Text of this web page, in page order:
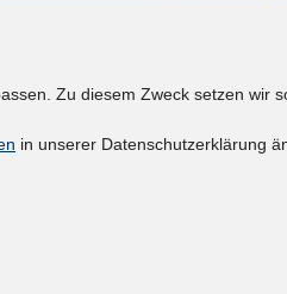
Erklärung zur
Zu diesem Zweck setzen wir
in unserer Datenschutzerklärung